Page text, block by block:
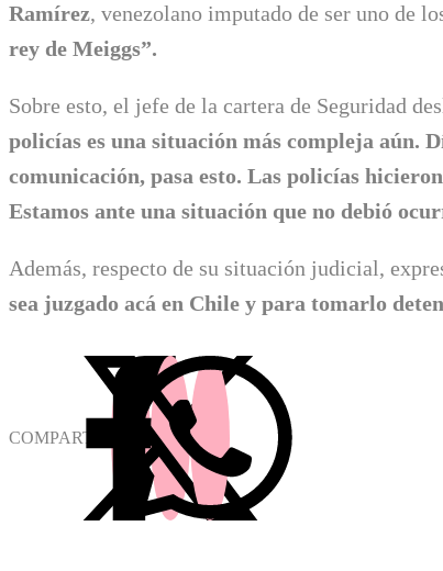
Ramírez, venezolano imputado de ser uno de
rey de Meiggs”.
Sobre esto, el jefe de la cartera de Seguridad
policías es una situación más compleja aún.
comunicación, pasa esto. Las policías
Estamos ante una situación que no debió
Además, respecto de su situación judicial,
sea juzgado acá en Chile y para tomarlo
COMPARTIR